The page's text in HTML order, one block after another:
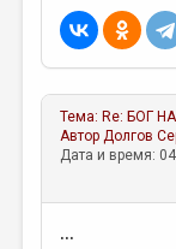
Тема: Re: БОГ
АвторДолгов
Дата и время:
...